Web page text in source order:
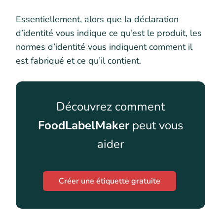
Essentiellement, alors que la déclaration
d’identité vous indique ce qu’est le produit, les
normes d’identité vous indiquent comment il
est fabriqué et ce qu’il contient.
Découvrez comment
FoodLabelMakerpeut vous
aider
Créer une étiquette gratuite